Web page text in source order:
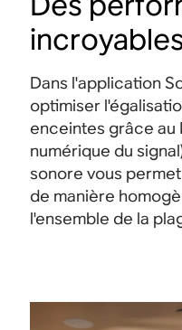
Dans l'application
optimiser
enceintes grâce au
numérique du
sonore vous
de manière
l'ensemble de la